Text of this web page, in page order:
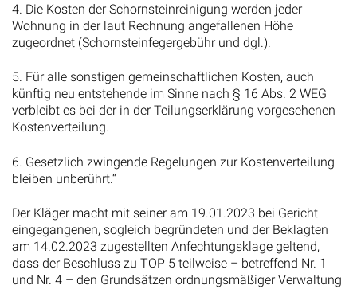
4. Die Kosten der Schornsteinreinigung werden jeder
Wohnung in der laut Rechnung angefallenen Höhe
zugeordnet (Schornsteinfegergebühr und dgl.).
5. Für alle sonstigen gemeinschaftlichen Kosten, auch
künftig neu entstehende im Sinne nach § 16 Abs. 2 WEG
verbleibt es bei der in der Teilungserklärung vorgesehenen
Kostenverteilung.
6. Gesetzlich zwingende Regelungen zur Kostenverteilung
bleiben unberührt.“
Der Kläger macht mit seiner am 19.01.2023 bei Gericht
eingegangenen, sogleich begründeten und der Beklagten
am 14.02.2023 zugestellten Anfechtungsklage geltend,
dass der Beschluss zu TOP 5 teilweise – betreffend Nr. 1
und Nr. 4 – den Grundsätzen ordnungsmäßiger Verwaltung